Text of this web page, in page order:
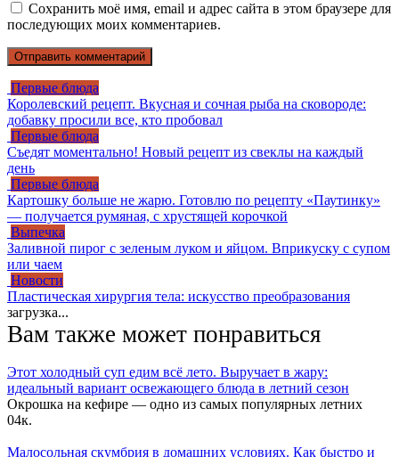
Сохранить моё имя, email и адрес сайта в этом браузере для
последующих моих комментариев.
Первые блюда
Королевский рецепт. Вкусная и сочная рыба на сковороде:
добавку просили все, кто пробовал
Первые блюда
Съедят моментально! Новый рецепт из свеклы на каждый
день
Первые блюда
Картошку больше не жарю. Готовлю по рецепту «Паутинку»
— получается румяная, с хрустящей корочкой
Выпечка
Заливной пирог с зеленым луком и яйцом. Вприкуску с супом
или чаем
Новости
Пластическая хирургия тела: искусство преобразования
загрузка...
Вам также может понравиться
Этот холодный суп едим всё лето. Выручает в жару:
идеальный вариант освежающего блюда в летний сезон
Окрошка на кефире — одно из самых популярных летних
04к.
Малосольная скумбрия в домашних условиях. Как быстро и